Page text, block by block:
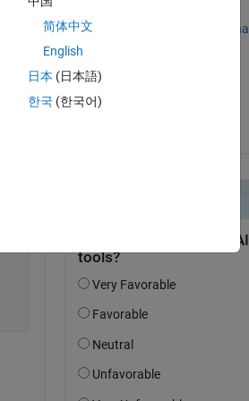
Santiago Alfonso Ospina
Akzeptiert:
简体中文
English
日本 (日本語)
한국 (한국어)